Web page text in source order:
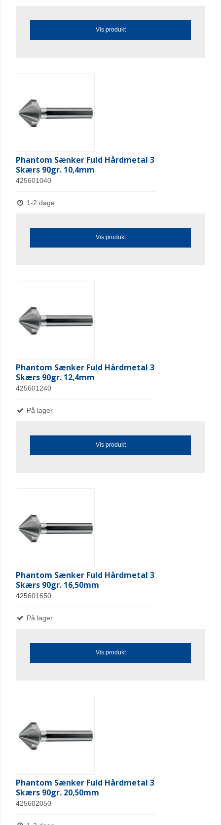
Vis produkt
Phantom Sænker Fuld Hårdmetal 3
Skærs 90gr. 10,4mm
425601040
1-2 dage
Vis produkt
Phantom Sænker Fuld Hårdmetal 3
Skærs 90gr. 12,4mm
425601240
På lager
Vis produkt
Phantom Sænker Fuld Hårdmetal 3
Skærs 90gr. 16,50mm
425601650
På lager
Vis produkt
Phantom Sænker Fuld Hårdmetal 3
Skærs 90gr. 20,50mm
425602050